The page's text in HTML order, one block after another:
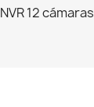
NVR 12 cámaras